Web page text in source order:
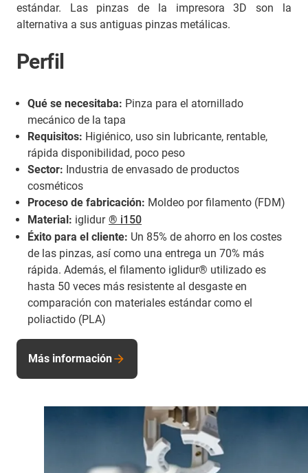
estándar. Las pinzas de la impresora 3D son la
alternativa a sus antiguas pinzas metálicas.
Perfil
Qué se necesitaba: Pinza para el atornillado
mecánico de la tapa
Requisitos: Higiénico, uso sin lubricante, rentable,
rápida disponibilidad, poco peso
Sector: Industria de envasado de productos
cosméticos
Proceso de fabricación: Moldeo por filamento (FDM)
Material: iglidur ® i150
Éxito para el cliente: Un 85% de ahorro en los costes
de las pinzas, así como una entrega un 70% más
rápida. Además, el filamento iglidur® utilizado es
hasta 50 veces más resistente al desgaste en
comparación con materiales estándar como el
poliactido (PLA)
Más información